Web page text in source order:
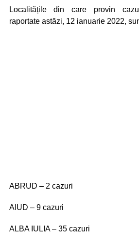
Localitățile din care provin
raportate astăzi, 12 ianuarie 2022,
ABRUD – 2 cazuri
AIUD – 9 cazuri
ALBA IULIA – 35 cazuri